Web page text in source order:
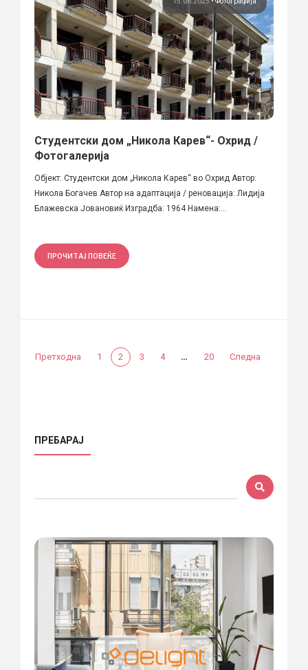
Студентски дом „Никола Карев“- Охрид /
Фотогалерија
Објект: Студентски дом „Никола Карев“ во Охрид Автор:
Никола Богачев Автор на адаптација / реновација: Лидија
Блажевска Јовановиќ Изградба: 1964 Намена:...
ПРОЧИТАЈ ПОВЕЌЕ
Претходна 1 2 3 4 … 20 Следна
ПРЕБАРАЈ